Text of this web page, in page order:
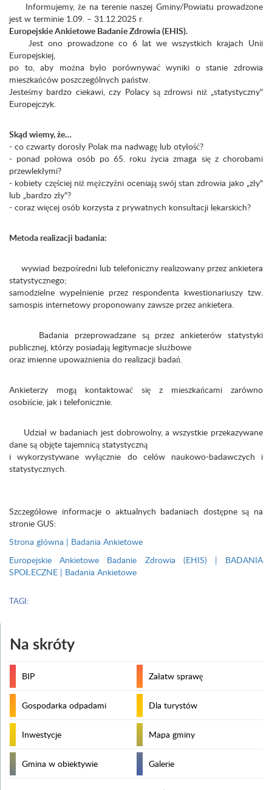
Informujemy, że na terenie naszej Gminy/Powiatu prowadzone
jest w terminie 1.09. – 31.12.2025 r.
Europejskie Ankietowe Badanie Zdrowia (EHIS).
Jest ono prowadzone co 6 lat we wszystkich krajach Unii
Europejskiej,
po to, aby można było porównywać wyniki o stanie zdrowia
mieszkańców poszczególnych państw.
Jesteśmy bardzo ciekawi, czy Polacy są zdrowsi niż „statystyczny"
Europejczyk.
Skąd wiemy, że…
- co czwarty dorosły Polak ma nadwagę lub otyłość?
- ponad połowa osób po 65. roku życia zmaga się z chorobami
przewlekłymi?
- kobiety częściej niż mężczyźni oceniają swój stan zdrowia jako „zły"
lub „bardzo zły"?
- coraz więcej osób korzysta z prywatnych konsultacji lekarskich?
Metoda realizacji badania:
wywiad bezpośredni lub telefoniczny realizowany przez ankietera
statystycznego;
samodzielne wypełnienie przez respondenta kwestionariuszy tzw.
samospis internetowy proponowany zawsze przez ankietera.
Badania przeprowadzane są przez ankieterów statystyki
publicznej, którzy posiadają legitymacje służbowe
oraz imienne upoważnienia do realizacji badań.
Ankieterzy mogą kontaktować się z mieszkańcami zarówno
osobiście, jak i telefonicznie.
Udział w badaniach jest dobrowolny, a wszystkie przekazywane
dane są objęte tajemnicą statystyczną
i wykorzystywane wyłącznie do celów naukowo-badawczych i
statystycznych.
Szczegółowe informacje o aktualnych badaniach dostępne są na
stronie GUS:
Strona główna | Badania Ankietowe
Europejskie Ankietowe Badanie Zdrowia (EHIS) | BADANIA
SPOŁECZNE | Badania Ankietowe
TAGI:
Na skróty
BIP Załatw sprawę
Gospodarka odpadami Dla turystów
Inwestycje Mapa gminy
Gmina w obiektywie Galerie